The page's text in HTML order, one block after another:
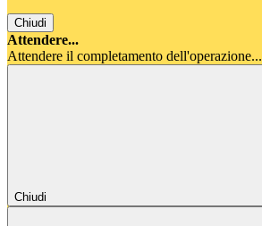
Chiudi
Attendere...
Attendere il completamento dell'operazione...
Chiudi